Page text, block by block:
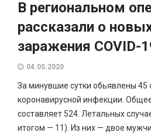
В региональном
рассказали о
заражения COVID-
04.05.2020
За минувшие сутки обьявлены 45
коронавирусной инфекции.
составляет 524. Летальных
итогом — 11). Из них — двое